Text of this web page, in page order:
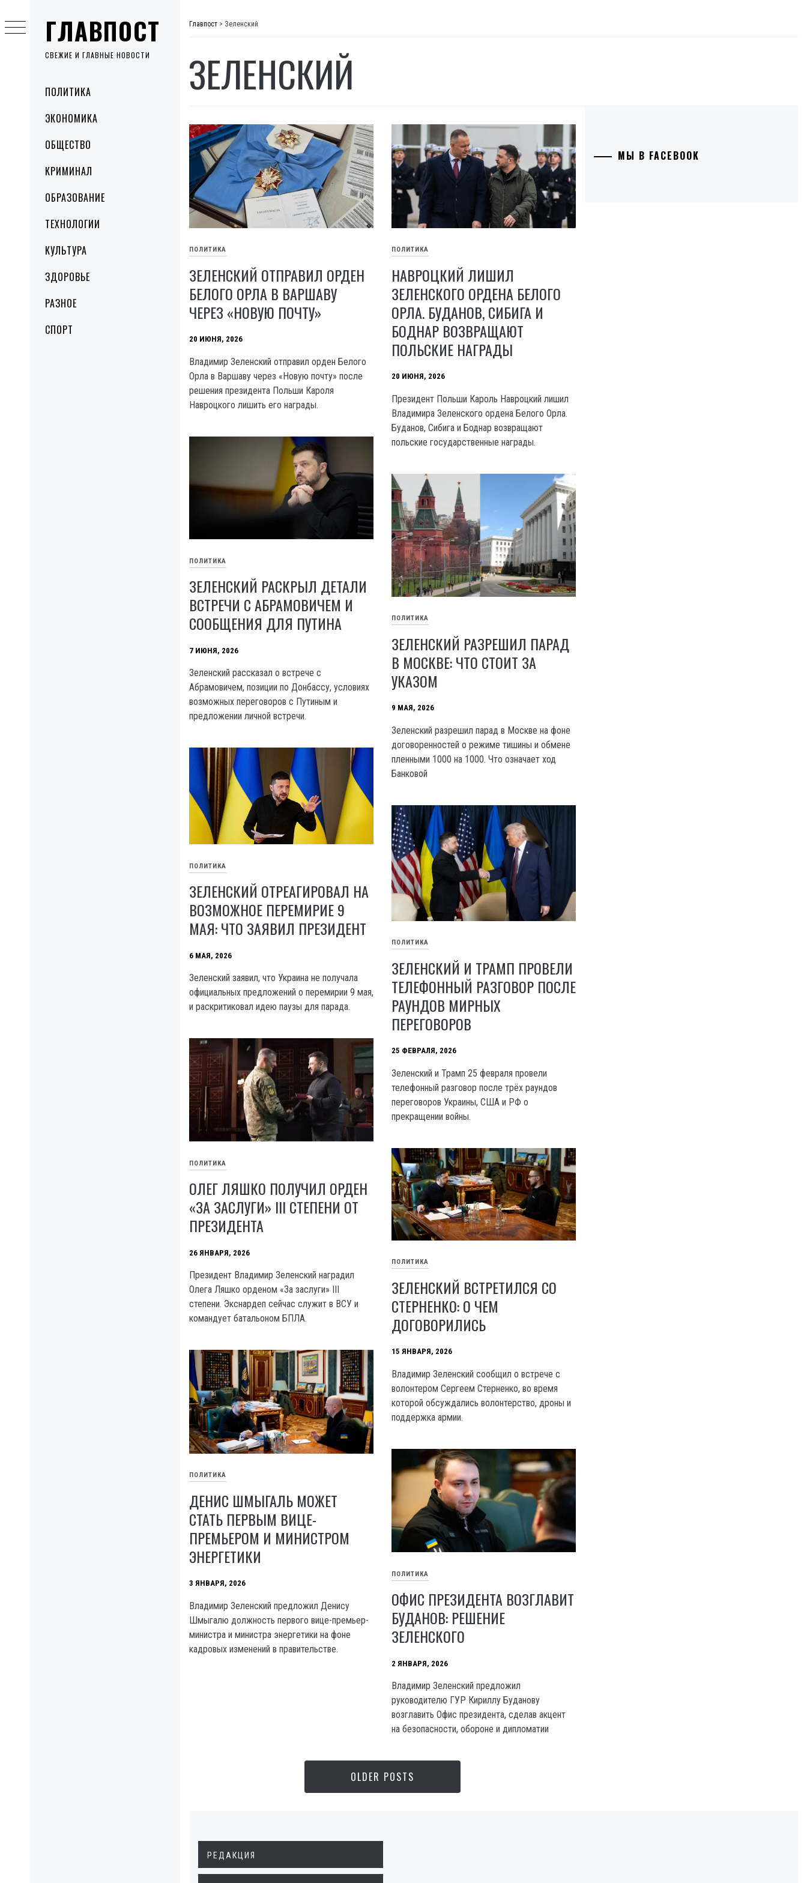
ГЛАВПОСТ
СВЕЖИЕ И ГЛАВНЫЕ НОВОСТИ
MenuПОЛИТИКА
ЭКОНОМИКА
ОБЩЕСТВО
КРИМИНАЛ
ОБРАЗОВАНИЕ
ТЕХНОЛОГИИ
КУЛЬТУРА
ЗДОРОВЬЕ
РАЗНОЕ
СПОРТ
to
content
Главпост > Зеленский
ЗЕЛЕНСКИЙ
ПОЛИТИКА
ЗЕЛЕНСКИЙ ОТПРАВИЛ ОРДЕН
БЕЛОГО ОРЛА В ВАРШАВУ
ЧЕРЕЗ «НОВУЮ ПОЧТУ»
20 ИЮНЯ, 2026
Владимир Зеленский отправил орден Белого
Орла в Варшаву через «Новую почту» после
решения президента Польши Кароля
Навроцкого лишить его награды.
ПОЛИТИКА
НАВРОЦКИЙ ЛИШИЛ
ЗЕЛЕНСКОГО ОРДЕНА БЕЛОГО
ОРЛА. БУДАНОВ, СИБИГА И
БОДНАР ВОЗВРАЩАЮТ
ПОЛЬСКИЕ НАГРАДЫ
20 ИЮНЯ, 2026
Президент Польши Кароль Навроцкий лишил
Владимира Зеленского ордена Белого Орла.
Буданов, Сибига и Боднар возвращают
польские государственные награды.
ПОЛИТИКА
ЗЕЛЕНСКИЙ РАСКРЫЛ ДЕТАЛИ
ВСТРЕЧИ С АБРАМОВИЧЕМ И
СООБЩЕНИЯ ДЛЯ ПУТИНА
7 ИЮНЯ, 2026
Зеленский рассказал о встрече с
Абрамовичем, позиции по Донбассу, условиях
возможных переговоров с Путиным и
предложении личной встречи.
ПОЛИТИКА
ЗЕЛЕНСКИЙ РАЗРЕШИЛ ПАРАД
В МОСКВЕ: ЧТО СТОИТ ЗА
УКАЗОМ
9 МАЯ, 2026
Зеленский разрешил парад в Москве на фоне
договоренностей о режиме тишины и обмене
пленными 1000 на 1000. Что означает ход
Банковой
ПОЛИТИКА
ЗЕЛЕНСКИЙ ОТРЕАГИРОВАЛ НА
ВОЗМОЖНОЕ ПЕРЕМИРИЕ 9
МАЯ: ЧТО ЗАЯВИЛ ПРЕЗИДЕНТ
6 МАЯ, 2026
Зеленский заявил, что Украина не получала
официальных предложений о перемирии 9 мая,
и раскритиковал идею паузы для парада.
ПОЛИТИКА
ЗЕЛЕНСКИЙ И ТРАМП ПРОВЕЛИ
ТЕЛЕФОННЫЙ РАЗГОВОР ПОСЛЕ
РАУНДОВ МИРНЫХ
ПЕРЕГОВОРОВ
25 ФЕВРАЛЯ, 2026
Зеленский и Трамп 25 февраля провели
телефонный разговор после трёх раундов
переговоров Украины, США и РФ о
прекращении войны.
ПОЛИТИКА
ОЛЕГ ЛЯШКО ПОЛУЧИЛ ОРДЕН
«ЗА ЗАСЛУГИ» III СТЕПЕНИ ОТ
ПРЕЗИДЕНТА
26 ЯНВАРЯ, 2026
Президент Владимир Зеленский наградил
Олега Ляшко орденом «За заслуги» III
степени. Экснардеп сейчас служит в ВСУ и
командует батальоном БПЛА.
ПОЛИТИКА
ЗЕЛЕНСКИЙ ВСТРЕТИЛСЯ СО
СТЕРНЕНКО: О ЧЕМ
ДОГОВОРИЛИСЬ
15 ЯНВАРЯ, 2026
Владимир Зеленский сообщил о встрече с
волонтером Сергеем Стерненко, во время
которой обсуждались волонтерство, дроны и
поддержка армии.
ПОЛИТИКА
ДЕНИС ШМЫГАЛЬ МОЖЕТ
СТАТЬ ПЕРВЫМ ВИЦЕ-
ПРЕМЬЕРОМ И МИНИСТРОМ
ЭНЕРГЕТИКИ
3 ЯНВАРЯ, 2026
Владимир Зеленский предложил Денису
Шмыгалю должность первого вице-премьер-
министра и министра энергетики на фоне
кадровых изменений в правительстве.
ПОЛИТИКА
ОФИС ПРЕЗИДЕНТА ВОЗГЛАВИТ
БУДАНОВ: РЕШЕНИЕ
ЗЕЛЕНСКОГО
2 ЯНВАРЯ, 2026
Владимир Зеленский предложил
руководителю ГУР Кириллу Буданову
возглавить Офис президента, сделав акцент
на безопасности, обороне и дипломатии
OLDER POSTS
МЫ В FACEBOOK
РЕДАКЦИЯ